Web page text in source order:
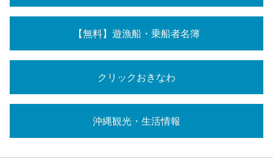
【無料】遊漁船・乗船者名簿
クリックおきなわ
沖縄観光・生活情報